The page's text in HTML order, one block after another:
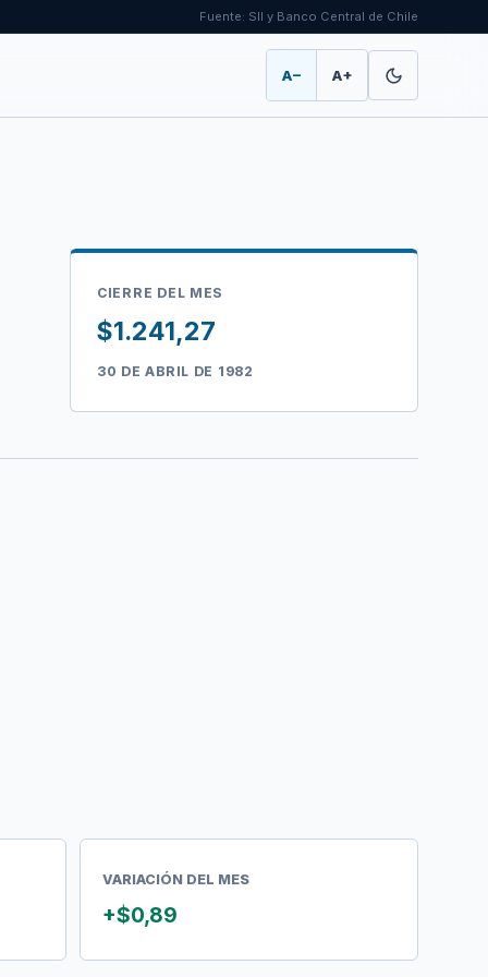
Fuente: SII y Banco Central de Chile
A− A+
CIERRE DEL MES
$1.241,27
30 DE ABRIL DE 1982
VARIACIÓN DEL MES
+$0,89